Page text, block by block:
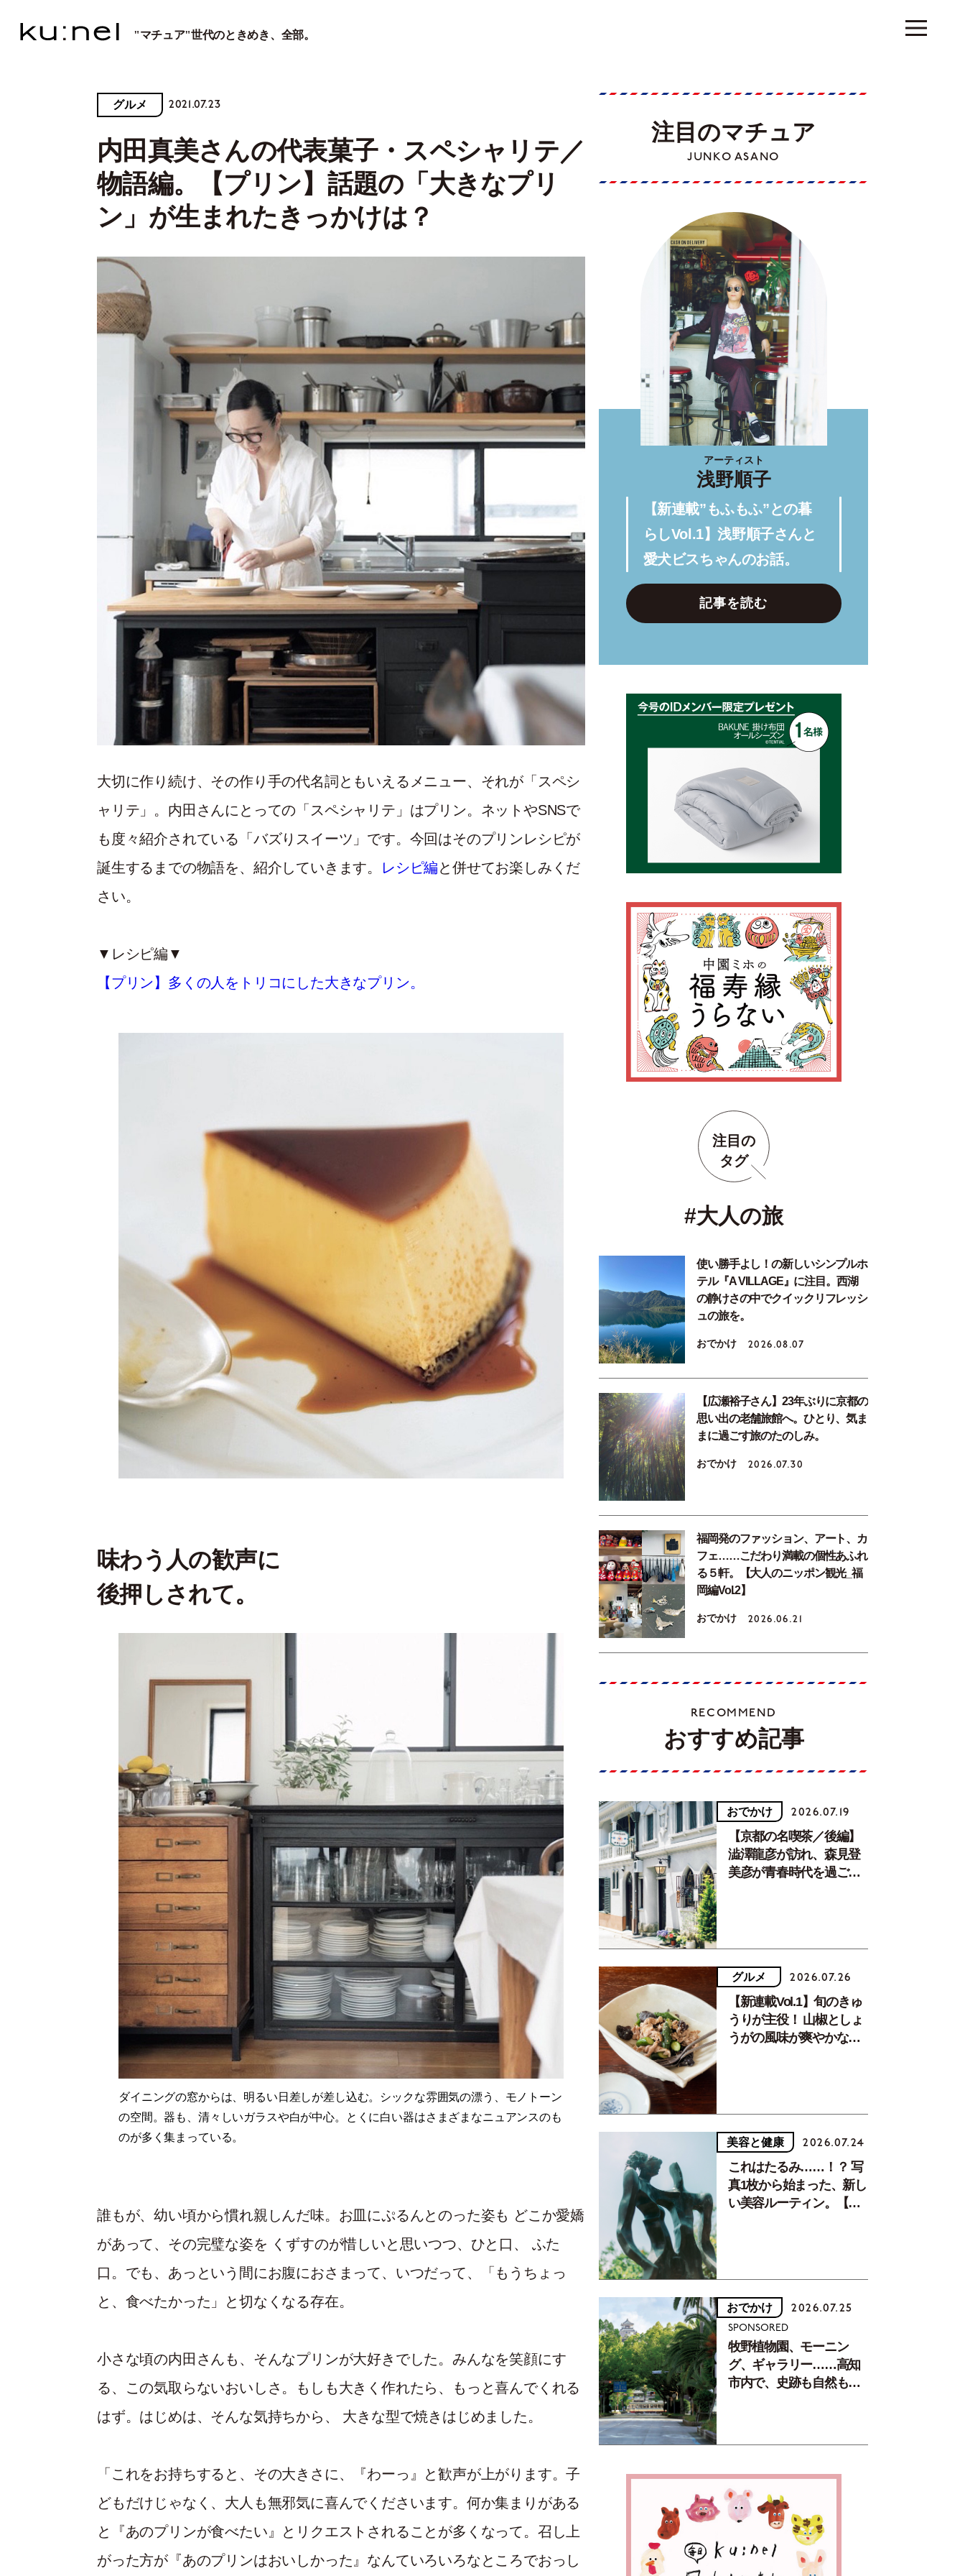
"マチュア"世代のときめき、全部。
グルメ 2021.07.23
内田真美さんの代表菓子・スペシャリテ／
物語編。【プリン】話題の「大きなプリ
ン」が生まれたきっかけは？
大切に作り続け、その作り手の代名詞ともいえるメニュー、それが「スペシ
ャリテ」。内田さんにとっての「スペシャリテ」はプリン。ネットやSNSで
も度々紹介されている「バズりスイーツ」です。今回はそのプリンレシピが
誕生するまでの物語を、紹介していきます。
レシピ編と併せてお楽しみくだ
さい。
▼レシピ編▼
【プリン】多くの人をトリコにした大きなプリン。
味わう人の歓声に
後押しされて。
ダイニングの窓からは、明るい日差しが差し込む。シックな雰囲気の漂う、モノトーン
の空間。器も、清々しいガラスや白が中心。とくに白い器はさまざまなニュアンスのも
のが多く集まっている。
誰もが、幼い頃から慣れ親しんだ味。お皿にぷるんとのった姿も どこか愛嬌
があって、その完璧な姿を くずすのが惜しいと思いつつ、ひと口、 ふた
口。でも、あっという間にお腹におさまって、いつだって、「もうちょっ
と、食べたかった」と切なくなる存在。
小さな頃の内田さんも、そんなプリンが大好きでした。みんなを笑顔にす
る、この気取らないおいしさ。もしも大きく作れたら、もっと喜んでくれる
はず。はじめは、そんな気持ちから、 大きな型で焼きはじめました。
「これをお持ちすると、その大きさに、『わーっ』と歓声が上がります。子
どもだけじゃなく、大人も無邪気に喜んでくださいます。何か集まりがある
と『あのプリンが食べたい』とリクエストされることが多くなって。召し上
がった方が『あのプリンはおいしかった』なんていろいろなところでおっし
注目のマチュア
JUNKO ASANO
アーティスト
浅野順子
【新連載”もふもふ”との暮
らしVol.1】浅野順子さんと
愛犬ビスちゃんのお話。
記事を読む
注目の
タグ
#大人の旅
使い勝手よし！の新しいシンプルホ
テル『A VILLAGE』に注目。西湖
の静けさの中でクイックリフレッシ
ュの旅を。
おでかけ 2026.08.07
【広瀬裕子さん】23年ぶりに京都の
思い出の老舗旅館へ。ひとり、気ま
まに過ごす旅のたのしみ。
おでかけ 2026.07.30
福岡発のファッション、アート、カ
フェ……こだわり満載の個性あふれ
る５軒。【大人のニッポン観光_福
岡編Vol.2】
おでかけ 2026.06.21
RECOMMEND
おすすめ記事
おでかけ 2026.07.19
【京都の名喫茶／後編】
澁澤龍彦が訪れ、森見登
美彦が青春時代を過ごし
グルメ 2026.07.26
【新連載Vol.1】旬のきゅ
うりが主役！ 山椒としょ
うがの風味が爽やかな、
美容と健康 2026.07.24
これはたるみ……！？ 写
真1枚から始まった、新し
い美容ルーティン。【中
おでかけ 2026.07.25
SPONSORED
牧野植物園、モーニン
グ、ギャラリー……高知
市内で、史跡も自然もグ